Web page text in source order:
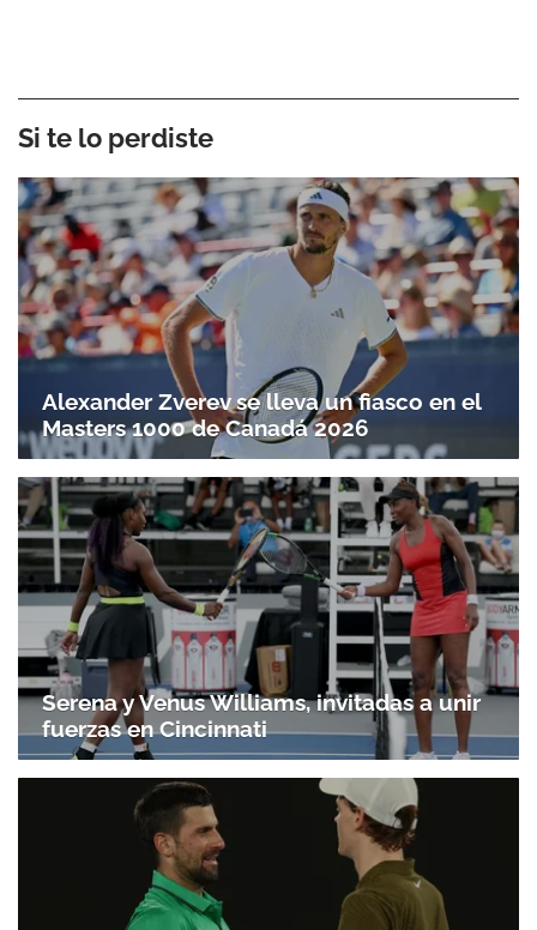
Si te lo perdiste
Alexander Zverev se lleva un fiasco en el
Masters 1000 de Canadá 2026
Serena y Venus Williams, invitadas a unir
fuerzas en Cincinnati